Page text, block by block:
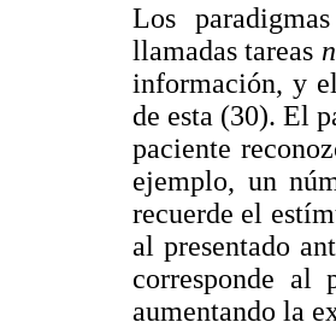
Los
llamadas tareas
información, y
de esta (30). El
paciente
ejemplo, un
recuerde el
al presentado
corresponde al
aumentando la